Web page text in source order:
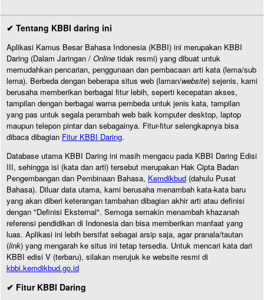
✔ Tentang KBBI daring ini
Aplikasi Kamus Besar Bahasa Indonesia (KBBI) ini merupakan KBBI
Daring (Dalam Jaringan / Online tidak resmi) yang dibuat untuk
memudahkan pencarian, penggunaan dan pembacaan arti kata (lema/sub
lema). Berbeda dengan beberapa situs web (laman/website) sejenis, kami
berusaha memberikan berbagai fitur lebih, seperti kecepatan akses,
tampilan dengan berbagai warna pembeda untuk jenis kata, tampilan
yang pas untuk segala perambah web baik komputer desktop, laptop
maupun telepon pintar dan sebagainya. Fitur-fitur selengkapnya bisa
dibaca dibagian Fitur KBBI Daring.
Database utama KBBI Daring ini masih mengacu pada KBBI Daring Edisi
III, sehingga isi (kata dan arti) tersebut merupakan Hak Cipta Badan
Pengembangan dan Pembinaan Bahasa, Kemdikbud (dahulu Pusat
Bahasa). Diluar data utama, kami berusaha menambah kata-kata baru
yang akan diberi keterangan tambahan dibagian akhir arti atau definisi
dengan "Definisi Eksternal". Semoga semakin menambah khazanah
referensi pendidikan di Indonesia dan bisa memberikan manfaat yang
luas. Aplikasi ini lebih bersifat sebagai arsip saja, agar pranala/tautan
(link) yang mengarah ke situs ini tetap tersedia. Untuk mencari kata dari
KBBI edisi V (terbaru), silakan merujuk ke website resmi di
kbbi.kemdikbud.go.id
✔ Fitur KBBI Daring